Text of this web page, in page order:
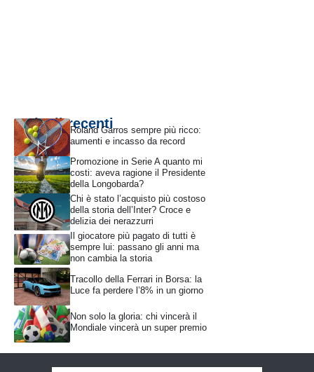
Articoli recentiRoland Garros sempre più ricco:
aumenti e incasso da record
Promozione in Serie A quanto mi
costi: aveva ragione il Presidente
della Longobarda?
Chi è stato l’acquisto più costoso
della storia dell’Inter? Croce e
delizia dei nerazzurri
Il giocatore più pagato di tutti è
sempre lui: passano gli anni ma
non cambia la storia
Tracollo della Ferrari in Borsa: la
Luce fa perdere l’8% in un giorno
Non solo la gloria: chi vincerà il
Mondiale vincerà un super premio